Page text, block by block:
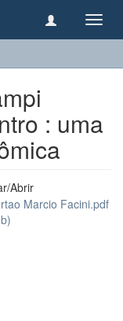
: uma
Abrir
Marcio Facini.pdf